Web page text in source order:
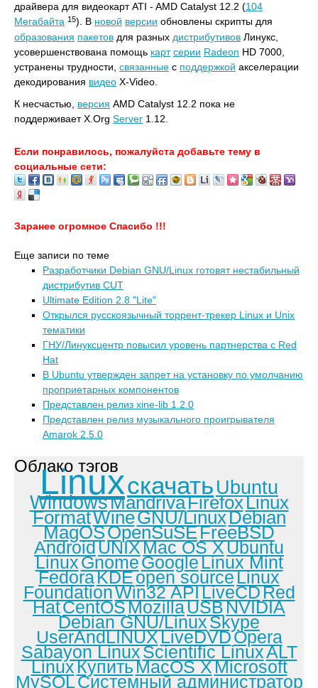
драйвера для видеокарт ATI - AMD Catalyst 12.2 (104
Мегабайта 15). В новой версии обновлены скрипты для
образования пакетов для разных дистрибутивов Линукс,
усовершенствована помощь карт серии Radeon HD 7000,
устранены трудности, связанные с поддержкой акселерации
декодирования видео X-Video.
К несчастью, версия AMD Catalyst 12.2 пока не
поддерживает X.Org Server 1.12.
Если понравилось, пожалуйста добавьте тему в
социальные сети:
Заранее огромное Спасибо !!!
Еще записи по теме
Разработчики Debian GNU/Linux готовят нестабильный
дистрибутив CUT
Ultimate Edition 2.8 "Lite"
Открылся русскоязычный торрент-трекер Linux и Unix
тематики
ГНУ/Линуксцентр повысил уровень партнерства с Red
Hat
В Ubuntu утвержден запрет на установку по умолчанию
проприетарных компонентов
Представлен релиз xine-lib 1.2.0
Представлен релиз музыкального проигрывателя
Amarok 2.5.0
Облако тэгов
Linuxскачать Ubuntu
WindowsMandrivaFirefoxLinux
FormatWineGNU/LinuxDebian
MagOSOpenSuSEFreeBSD
AndroidUNIXMac OS XUbuntu
LinuxGnomeGoogleLinux Mint
FedoraKDEopen sourceLinux
FoundationWin32 APILiveCDRed
HatCentOSMozillaUSBNVIDIA
Debian GNU/LinuxSkype
UserAndLINUXLiveDVDOpera
Sabayon LinuxScientific LinuxALT
LinuxКупитьMacOS XMicrosoft
MySQLСистемный администратор